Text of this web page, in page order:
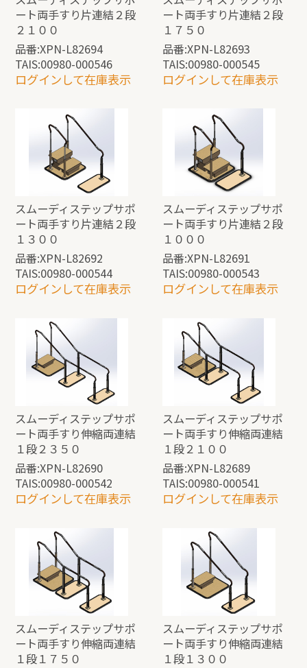
ート両手すり片連結２段
２１００
品番:XPN-L82694
TAIS:00980-000546
ログインして在庫表示
ート両手すり片連結２段
１７５０
品番:XPN-L82693
TAIS:00980-000545
ログインして在庫表示
スムーディステップサポ
ート両手すり片連結２段
１３００
品番:XPN-L82692
TAIS:00980-000544
ログインして在庫表示
スムーディステップサポ
ート両手すり片連結２段
１０００
品番:XPN-L82691
TAIS:00980-000543
ログインして在庫表示
スムーディステップサポ
ート両手すり伸縮両連結
１段２３５０
品番:XPN-L82690
TAIS:00980-000542
ログインして在庫表示
スムーディステップサポ
ート両手すり伸縮両連結
１段２１００
品番:XPN-L82689
TAIS:00980-000541
ログインして在庫表示
スムーディステップサポ
ート両手すり伸縮両連結
１段１７５０
スムーディステップサポ
ート両手すり伸縮両連結
１段１３００